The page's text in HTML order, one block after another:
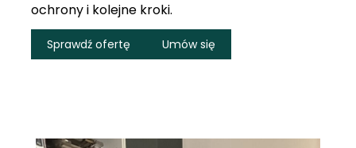
ochrony i kolejne kroki.
Sprawdź ofertę Umów się